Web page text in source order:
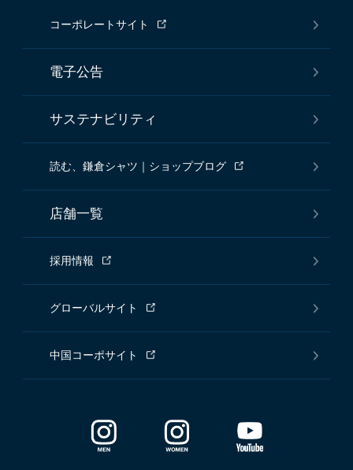
コーポレートサイト
電子公告
サステナビリティ
読む、鎌倉シャツ｜ショップブログ
店舗一覧
採用情報
グローバルサイト
中国コーポサイト